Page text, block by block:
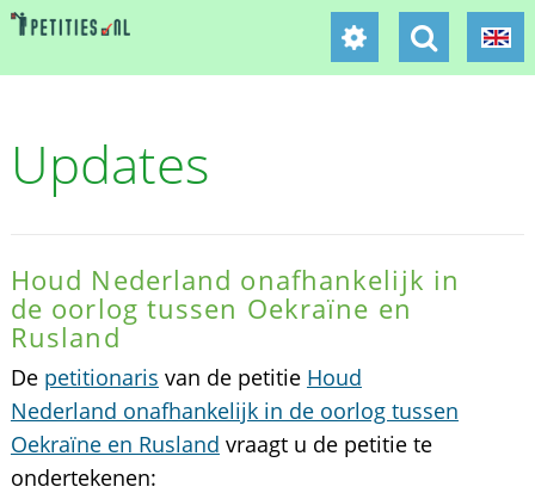
Updates
Houd Nederland onafhankelijk in
de oorlog tussen Oekraïne en
Rusland
De petitionaris van de petitie Houd
Nederland onafhankelijk in de oorlog tussen
Oekraïne en Rusland vraagt u de petitie te
ondertekenen: